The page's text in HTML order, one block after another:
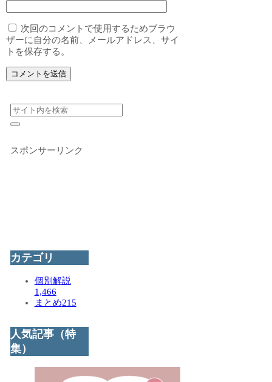
次回のコメントで使用するためブラウ
ザーに自分の名前、メールアドレス、サイ
トを保存する。
スポンサーリンク
カテゴリ
個別解説
1,466
まとめ215
人気記事（特
集）